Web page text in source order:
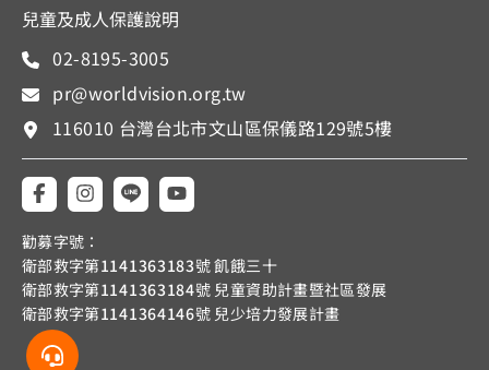
兒童及成人保護說明
02-8195-3005
pr@worldvision.org.tw
116010 台灣台北市文山區保儀路129號5樓
勸募字號：
衛部救字第1141363183號 飢餓三十
衛部救字第1141363184號 兒童資助計畫暨社區發展
衛部救字第1141364146號 兒少培力發展計畫